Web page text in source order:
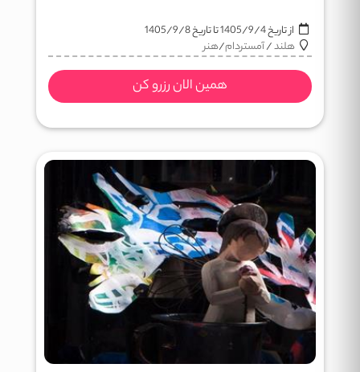
از تاریخ1405/9/4تا تاریخ1405/9/8
هلند/آمستردام/هنر
همین الان رزرو کن